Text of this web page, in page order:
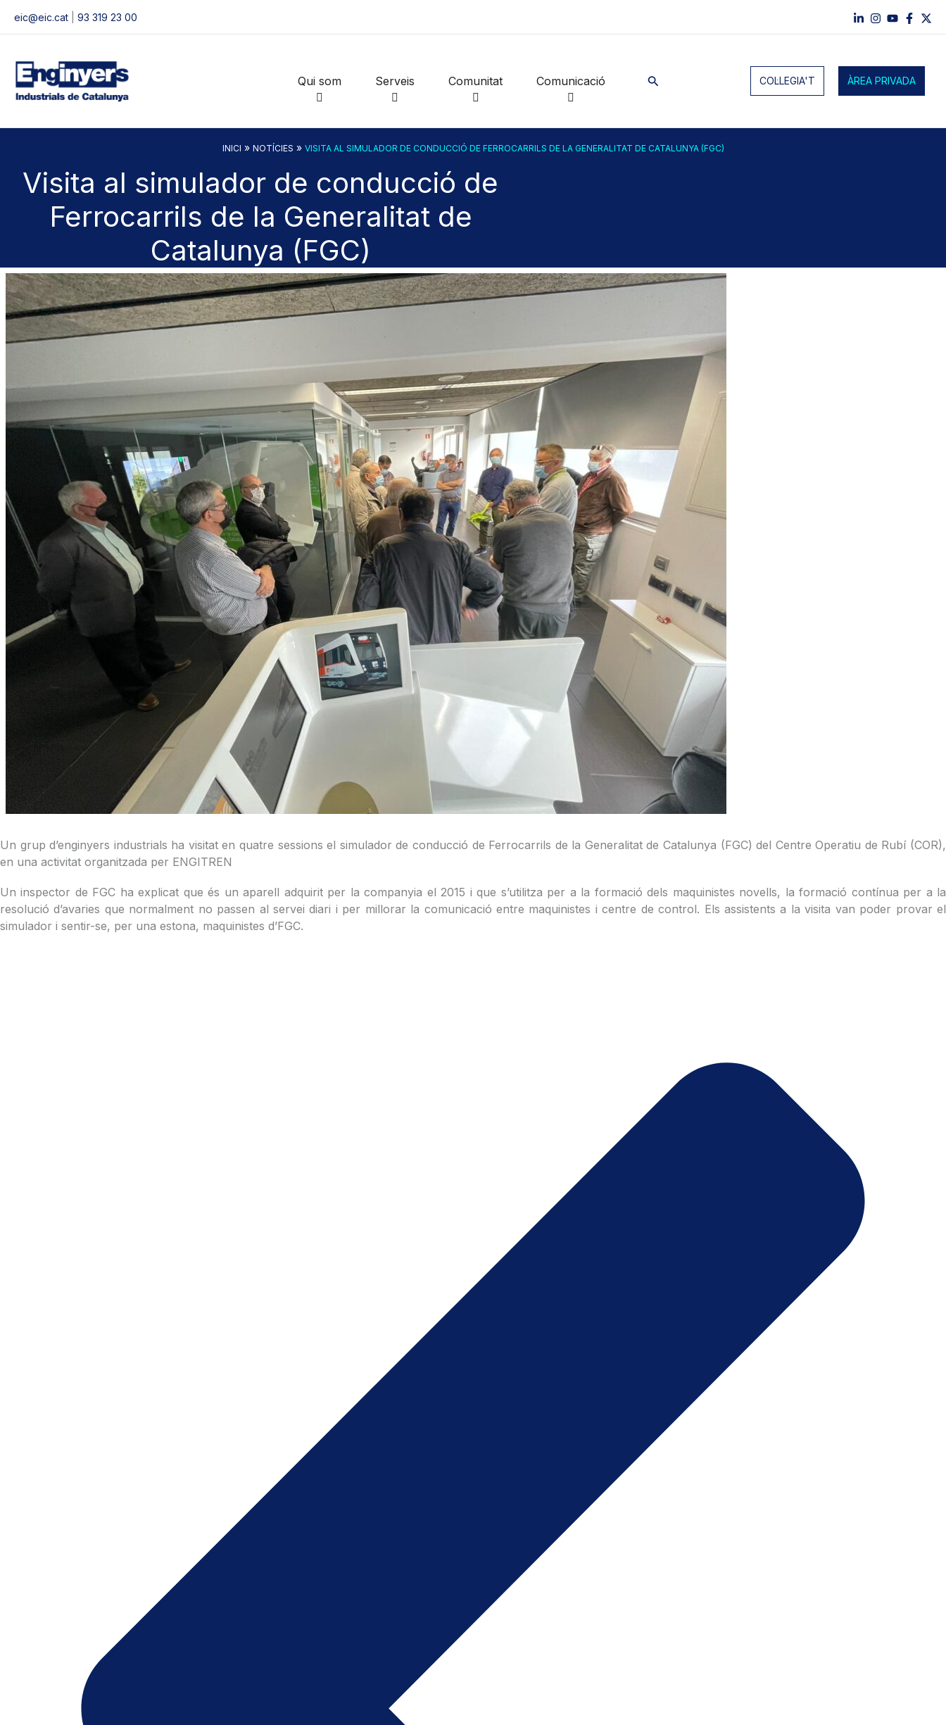
eic@eic.cat 93 319 23 00
Qui som Serveis Comunitat Comunicació Cerca COL·LEGIA'T ÀREA PRIVADA
INICI » NOTÍCIES » VISITA AL SIMULADOR DE CONDUCCIÓ DE FERROCARRILS DE LA GENERALITAT DE CATALUNYA (FGC)
Visita al simulador de conducció de
Ferrocarrils de la Generalitat de
Catalunya (FGC)
Un grup d’enginyers industrials ha visitat en quatre sessions el simulador de conducció de Ferrocarrils de la Generalitat de Catalunya (FGC) del Centre Operatiu de Rubí (COR),
en una activitat organitzada per ENGITREN
Un inspector de FGC ha explicat que és un aparell adquirit per la companyia el 2015 i que s’utilitza per a la formació dels maquinistes novells, la formació contínua per a la
resolució d’avaries que normalment no passen al servei diari i per millorar la comunicació entre maquinistes i centre de control. Els assistents a la visita van poder provar el
simulador i sentir-se, per una estona, maquinistes d’FGC.